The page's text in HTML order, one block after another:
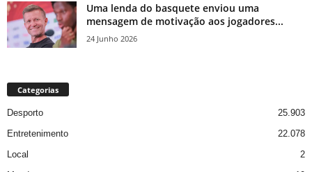
Uma lenda do basquete enviou uma
mensagem de motivação aos jogadores...
24 Junho 2026
Categorias
Desporto
25.903
Entretenimento
22.078
Local
2